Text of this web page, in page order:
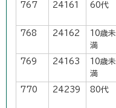
767 24161 60代
768 24162
10歳未
満
769 24163
10歳未
満
770 24239 80代